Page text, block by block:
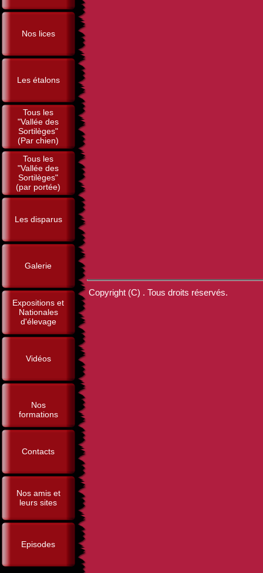
Nos lices
Les étalons
Tous les
"Vallée des
Sortilèges"
(Par chien)
Tous les
"Vallée des
Sortilèges"
(par portée)
Les disparus
Galerie
Expositions et
Nationales
d'élevage
Vidéos
Nos
formations
Contacts
Nos amis et
leurs sites
Episodes
Copyright (C) . Tous droits réservés.